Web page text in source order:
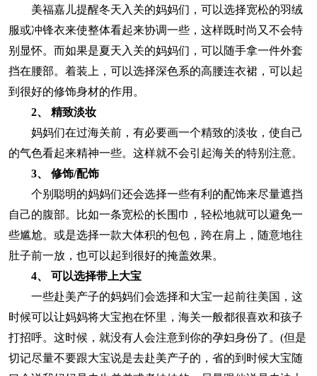
美福嘉儿提醒冬天入关的妈妈们，可以选择宽松的羽绒
服或冲锋衣来使整体看起来协调一些，这样既时尚又不会特
别显怀。而如果是夏天入关的妈妈们，可以随手拿一件外套
挡在腰部。着装上，可以选择深色系的高腰连衣裙，可以起
到很好的修饰身材的作用。
2、 精致淡妆
妈妈们在过海关前，有必要画一个精致的淡妆，使自己
的气色看起来精神一些。这样就不会引起海关的特别注意。
3、 修饰/配饰
个别聪明的妈妈们还会选择一些有利的配饰来尽量遮挡
自己的腹部。比如一条宽松的长围巾，轻松地就可以避免一
些尴尬。或是选择一款大体积的包包，跨在肩上，随意地往
肚子前一放，也可以起到很好的掩盖效果。
4、 可以选择带上大宝
一些赴美产子的妈妈们会选择和大宝一起前往美国，这
时候可以让妈妈将大宝抱在怀里，海关一般都很喜欢和孩子
打招呼。这时候，就没有人会注意到你的孕妇身份了。(但是
切记尽量不要跟大宝说是去赴美产子的，省的到时候大宝随